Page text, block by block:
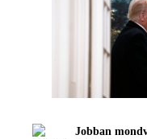
Jobban